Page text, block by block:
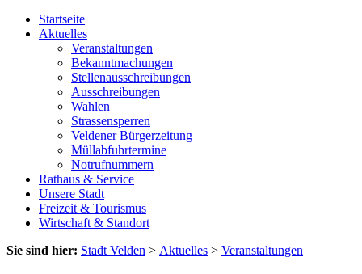
Startseite
Aktuelles
Veranstaltungen
Bekanntmachungen
Stellenausschreibungen
Ausschreibungen
Wahlen
Strassensperren
Veldener Bürgerzeitung
Müllabfuhrtermine
Notrufnummern
Rathaus & Service
Unsere Stadt
Freizeit & Tourismus
Wirtschaft & Standort
Sie sind hier: Stadt Velden > Aktuelles > Veranstaltungen